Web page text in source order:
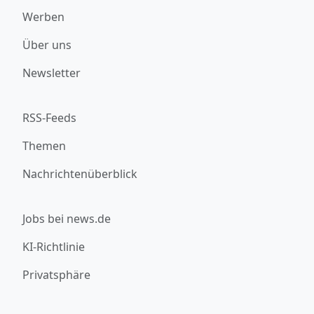
Werben
Über uns
Newsletter
RSS-Feeds
Themen
Nachrichtenüberblick
Jobs bei news.de
KI-Richtlinie
Privatsphäre